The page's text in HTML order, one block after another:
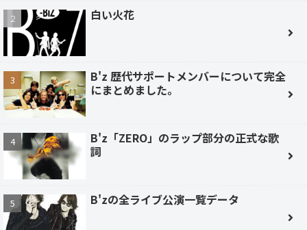
白い火花
B'z 歴代サポートメンバーについて完全
にまとめました。
B'z「ZERO」のラップ部分の正式な歌
詞
B'zの全ライブ公演一覧データ